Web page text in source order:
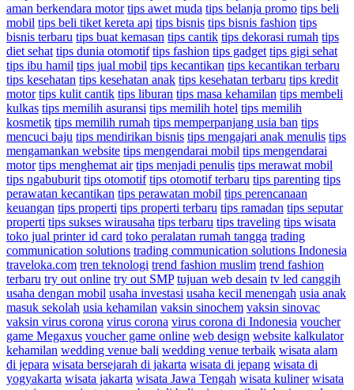
aman berkendara motor tips awet muda tips belanja promo tips beli
mobil tips beli tiket kereta api tips bisnis tips bisnis fashion tips
bisnis terbaru tips buat kemasan tips cantik tips dekorasi rumah tips
diet sehat tips dunia otomotif tips fashion tips gadget tips gigi sehat
tips ibu hamil tips jual mobil tips kecantikan tips kecantikan terbaru
tips kesehatan tips kesehatan anak tips kesehatan terbaru tips kredit
motor tips kulit cantik tips liburan tips masa kehamilan tips membeli
kulkas tips memilih asuransi tips memilih hotel tips memilih
kosmetik tips memilih rumah tips memperpanjang usia ban tips
mencuci baju tips mendirikan bisnis tips mengajari anak menulis tips
mengamankan website tips mengendarai mobil tips mengendarai
motor tips menghemat air tips menjadi penulis tips merawat mobil
tips ngabuburit tips otomotif tips otomotif terbaru tips parenting tips
perawatan kecantikan tips perawatan mobil tips perencanaan
keuangan tips properti tips properti terbaru tips ramadan tips seputar
properti tips sukses wirausaha tips terbaru tips traveling tips wisata
toko jual printer id card toko peralatan rumah tangga trading
communication solutions trading communication solutions Indonesia
traveloka.com tren teknologi trend fashion muslim trend fashion
terbaru try out online try out SMP tujuan web desain tv led canggih
usaha dengan mobil usaha investasi usaha kecil menengah usia anak
masuk sekolah usia kehamilan vaksin sinochem vaksin sinovac
vaksin virus corona virus corona virus corona di Indonesia voucher
game Megaxus voucher game online web design website kalkulator
kehamilan wedding venue bali wedding venue terbaik wisata alam
di jepara wisata bersejarah di jakarta wisata di jepang wisata di
yogyakarta wisata jakarta wisata Jawa Tengah wisata kuliner wisata